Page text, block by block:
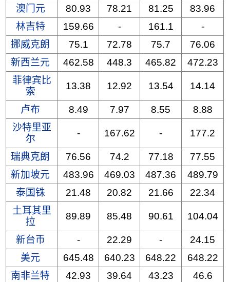
澳门元
80.93 78.21 81.25
83.96
林吉特
159.66 - 161.1
-
挪威克朗
75.1 72.78 75.7
76.06
新西兰元
462.58 448.3 465.82
472.23
菲律宾比
索
13.38 12.92 13.54 14.14
卢布 8.49 7.97 8.55
8.88
沙特里亚
尔
- 167.62 - 177.2
瑞典克朗 76.56 74.2 77.18
77.55
新加坡元
483.96 469.03 487.36
489.79
泰国铢
21.48 20.82 21.66
22.34
土耳其里
拉
89.89 85.48 90.61 104.04
新台币 - 22.29 -
24.15
美元
645.48 640.23 648.22
648.22
南非兰特
42.93 39.64 43.23
46.6